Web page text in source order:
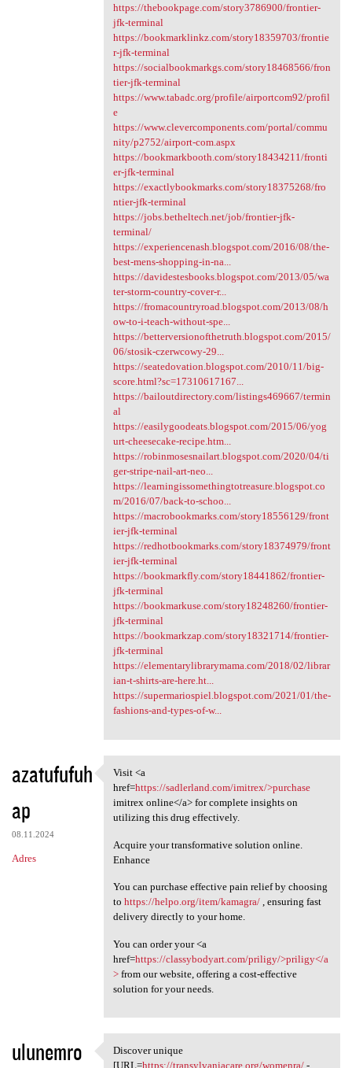
https://thebookpage.com/story3786900/frontier-
jfk-terminal
https://bookmarklinkz.com/story18359703/frontie
r-jfk-terminal
https://socialbookmarkgs.com/story18468566/fron
tier-jfk-terminal
https://www.tabadc.org/profile/airportcom92/profil
e
https://www.clevercomponents.com/portal/commu
nity/p2752/airport-com.aspx
https://bookmarkbooth.com/story18434211/fronti
er-jfk-terminal
https://exactlybookmarks.com/story18375268/fro
ntier-jfk-terminal
https://jobs.betheltech.net/job/frontier-jfk-
terminal/
https://experiencenash.blogspot.com/2016/08/the-
best-mens-shopping-in-na...
https://davidestesbooks.blogspot.com/2013/05/wa
ter-storm-country-cover-r...
https://fromacountryroad.blogspot.com/2013/08/h
ow-to-i-teach-without-spe...
https://betterversionofthetruth.blogspot.com/2015/
06/stosik-czerwcowy-29...
https://seatedovation.blogspot.com/2010/11/big-
score.html?sc=17310617167...
https://bailoutdirectory.com/listings469667/termin
al
https://easilygoodeats.blogspot.com/2015/06/yog
urt-cheesecake-recipe.htm...
https://robinmosesnailart.blogspot.com/2020/04/ti
ger-stripe-nail-art-neo...
https://learningissomethingtotreasure.blogspot.co
m/2016/07/back-to-schoo...
https://macrobookmarks.com/story18556129/front
ier-jfk-terminal
https://redhotbookmarks.com/story18374979/front
ier-jfk-terminal
https://bookmarkfly.com/story18441862/frontier-
jfk-terminal
https://bookmarkuse.com/story18248260/frontier-
jfk-terminal
https://bookmarkzap.com/story18321714/frontier-
jfk-terminal
https://elementarylibrarymama.com/2018/02/librar
ian-t-shirts-are-here.ht...
https://supermariospiel.blogspot.com/2021/01/the-
fashions-and-types-of-w...
azatufufuh
ap
08.11.2024
Adres
Visit <a href=https:/
Visit <a
href=https://sadlerland.com/imitrex/>purchase
imitrex online</a> for complete insights on
utilizing this drug effectively.
Acquire your transformative solution online.
Enhance
You can purchase effective pain relief by choosing
to https://helpo.org/item/kamagra/, ensuring fast
delivery directly to your home.
You can order your <a
href=https://classybodyart.com/priligy/>priligy</a
>from our website, offering a cost-effective
solution for your needs.
ulunemro Discover unique [URL=https:/
Discover unique
[URL=https://transylvaniacare.org/womenra/-